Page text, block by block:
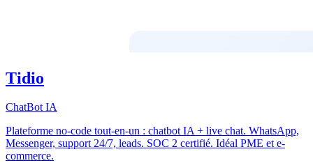
Tidio
ChatBot IA
Plateforme no-code tout-en-un : chatbot IA + live chat. WhatsApp,
Messenger, support 24/7, leads. SOC 2 certifié. Idéal PME et e-
commerce.